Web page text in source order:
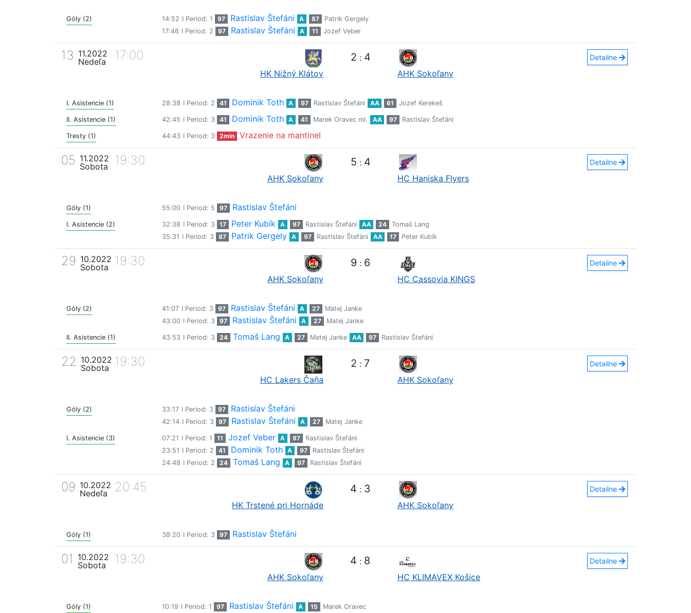
Góly (2) 14:52 I Period: 1 97 Rastislav Štefáni A 87
Patrik Gergely
17:46 I Period: 2 97 Rastislav Štefáni A 11 Jozef Veber
13 11.2022
Nedeľa
17:00
HK Nižný Klátov
2 : 4
AHK Sokoľany
Detailne
I. Asistencie (1) 28:38 I Period: 2 41 Dominik Toth A 97 Rastislav Štefáni AA 61 Jozef Kerekeš
II. Asistencie (1) 42:45 I Period: 3 41 Dominik Toth A 41 Marek Oravec ml. AA 97 Rastislav Štefáni
Tresty (1) 44:43 I Period: 3 2min Vrazenie na mantinel
05 11.2022
Sobota
19:30
AHK Sokoľany
5 : 4
HC Haniska Flyers
Detailne
Góly (1) 55:00 I Period: 5 97 Rastislav Štefáni
I. Asistencie (2) 32:38 I Period: 3 17 Peter Kubík A 97 Rastislav Štefáni AA 24
Tomaš Lang
35:31 I Period: 3 87 Patrik Gergely A 97 Rastislav Štefáni AA 17 Peter Kubík
29 10.2022
Sobota
19:30
AHK Sokoľany
9 : 6
HC Cassovia KINGS
Detailne
Góly (2) 41:07 I Period: 3 97 Rastislav Štefáni A 27
Matej Janke
43:00 I Period: 3 97 Rastislav Štefáni A 27 Matej Janke
II. Asistencie (1) 43:53 I Period: 3 24 Tomaš Lang A 27 Matej Janke AA 97 Rastislav Štefáni
22 10.2022
Sobota
19:30
HC Lakers Čaňa
2 : 7
AHK Sokoľany
Detailne
Góly (2) 33:17 I Period: 3 97 Rastislav Štefáni
42:14 I Period: 3 97 Rastislav Štefáni A 27 Matej Janke
I. Asistencie (3) 07:21 I Period: 1 11 Jozef Veber A 97
Rastislav Štefáni
23:51 I Period: 2 41 Dominik Toth A 97
Rastislav Štefáni
24:48 I Period: 2 24 Tomaš Lang A 97 Rastislav Štefáni
09 10.2022
Nedeľa
20:45
HK Trstené pri Hornáde
4 : 3
AHK Sokoľany
Detailne
Góly (1) 38:20 I Period: 3 97 Rastislav Štefáni
01
10.2022
Sobota
19:30
AHK Sokoľany
4 : 8
HC KLIMAVEX Košice
Detailne
Góly (1) 10:19 I Period: 1 97 Rastislav Štefáni A 15 Marek Oravec